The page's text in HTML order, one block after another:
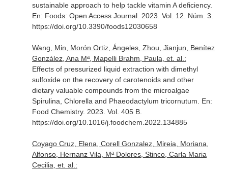
sustainable approach to help tackle vitamin A deficiency.
En: Foods: Open Access Journal. 2023. Vol. 12. Núm. 3.
https://doi.org/10.3390/foods12030658
Wang, Min, Morón Ortiz, Ángeles, Zhou, Jianjun, Benítez
González, Ana Mª, Mapelli Brahm, Paula, et. al.:
Effects of pressurized liquid extraction with dimethyl
sulfoxide on the recovery of carotenoids and other
dietary valuable compounds from the microalgae
Spirulina, Chlorella and Phaeodactylum tricornutum. En:
Food Chemistry. 2023. Vol. 405 B.
https://doi.org/10.1016/j.foodchem.2022.134885
Coyago Cruz, Elena, Corell Gonzalez, Mireia, Moriana,
Alfonso, Hernanz Vila, Mª Dolores, Stinco, Carla Maria
Cecilia, et. al.: